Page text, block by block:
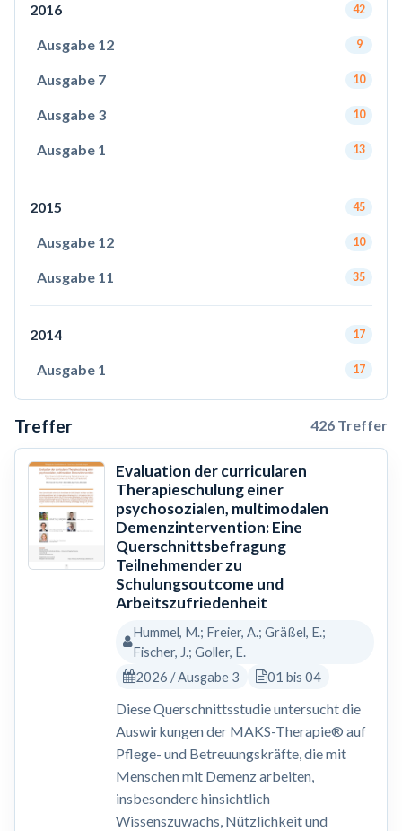
2016 42
Ausgabe 12 9
Ausgabe 7 10
Ausgabe 3 10
Ausgabe 1 13
2015 45
Ausgabe 12 10
Ausgabe 11 35
2014 17
Ausgabe 1 17
Treffer 426 Treffer
Evaluation der curricularen
Therapieschulung einer
psychosozialen, multimodalen
Demenzintervention: Eine
Querschnittsbefragung
Teilnehmender zu
Schulungsoutcome und
Arbeitszufriedenheit
Hummel, M.; Freier, A.; Gräßel, E.;
Fischer, J.; Goller, E.
2026 / Ausgabe 3
01 bis 04
Diese Querschnittsstudie untersucht die
Auswirkungen der MAKS-Therapie® auf
Pflege- und Betreuungskräfte, die mit
Menschen mit Demenz arbeiten,
insbesondere hinsichtlich
Wissenszuwachs, Nützlichkeit und